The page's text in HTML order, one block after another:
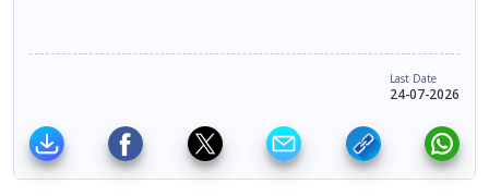
Last Date
24-07-2026